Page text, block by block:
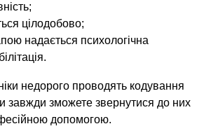
цілодобово;
надається психологічна
недорого проводять кодування
завжди зможете звернутися до них
допомогою.